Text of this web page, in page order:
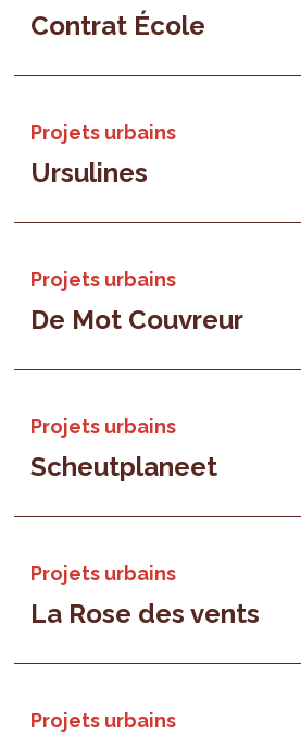
Contrat École
Projets urbains
Ursulines
Projets urbains
De Mot Couvreur
Projets urbains
Scheutplaneet
Projets urbains
La Rose des vents
Projets urbains